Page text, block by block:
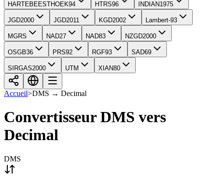
HARTEBEESTHOEK94 HTRS96 INDIAN1975
JGD2000 JGD2011 KGD2002 Lambert-93
MGRS NAD27 NAD83 NZGD2000
OSGB36 PRS92 RGF93 SAD69
SIRGAS2000 UTM XIAN80
Accueil>DMS → Decimal
Convertisseur DMS vers
Decimal
DMS